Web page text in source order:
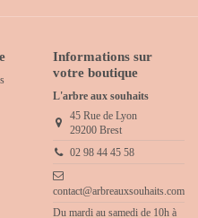
Informations sur
votre boutique
L'arbre aux souhaits
45 Rue de Lyon
29200 Brest
02 98 44 45 58
contact@arbreauxsouhaits.com
Du mardi au samedi de 10h à